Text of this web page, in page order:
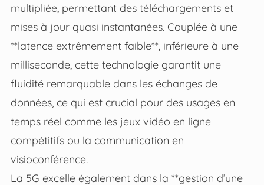
multipliée, permettant des téléchargements et
mises à jour quasi instantanées. Couplée à une
**latence extrêmement faible**, inférieure à une
milliseconde, cette technologie garantit une
fluidité remarquable dans les échanges de
données, ce qui est crucial pour des usages en
temps réel comme les jeux vidéo en ligne
compétitifs ou la communication en
visioconférence.
La 5G excelle également dans la **gestion d’une